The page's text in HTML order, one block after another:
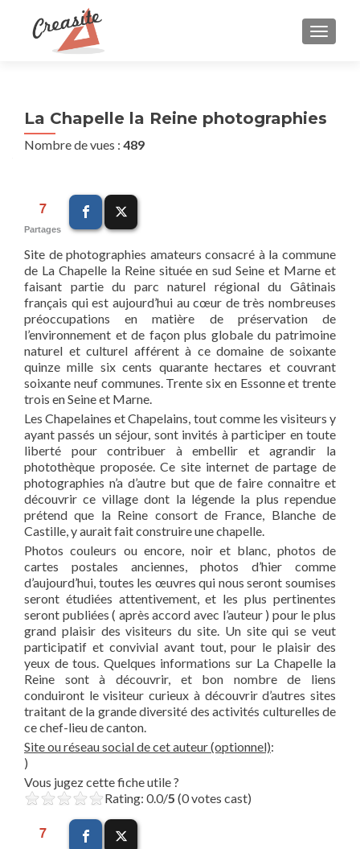
La Chapelle la Reine photographies
Nombre de vues : 489
7
Partages
Site de photographies amateurs consacré à la commune
de La Chapelle la Reine située en sud Seine et Marne et
faisant partie du parc naturel régional du Gâtinais
français qui est aujourd’hui au cœur de très nombreuses
préoccupations en matière de préservation de
l’environnement et de façon plus globale du patrimoine
naturel et culturel afférent à ce domaine de soixante
quinze mille six cents quarante hectares et couvrant
soixante neuf communes. Trente six en Essonne et trente
trois en Seine et Marne.
Les Chapelaines et Chapelains, tout comme les visiteurs y
ayant passés un séjour, sont invités à participer en toute
liberté pour contribuer à embellir et agrandir la
photothèque proposée. Ce site internet de partage de
photographies n’a d’autre but que de faire connaitre et
découvrir ce village dont la légende la plus rependue
prétend que la Reine consort de France, Blanche de
Castille, y aurait fait construire une chapelle.
Photos couleurs ou encore, noir et blanc, photos de
cartes postales anciennes, photos d’hier comme
d’aujourd’hui, toutes les œuvres qui nous seront soumises
seront étudiées attentivement, et les plus pertinentes
seront publiées ( après accord avec l’auteur ) pour le plus
grand plaisir des visiteurs du site. Un site qui se veut
participatif et convivial avant tout, pour le plaisir des
yeux de tous. Quelques informations sur La Chapelle la
Reine sont à découvrir, et bon nombre de liens
conduiront le visiteur curieux à découvrir d’autres sites
traitant de la grande diversité des activités culturelles de
ce chef-lieu de canton.
Site ou réseau social de cet auteur (optionnel):
)
Vous jugez cette fiche utile ?
Rating: 0.0/5 (0 votes cast)
7